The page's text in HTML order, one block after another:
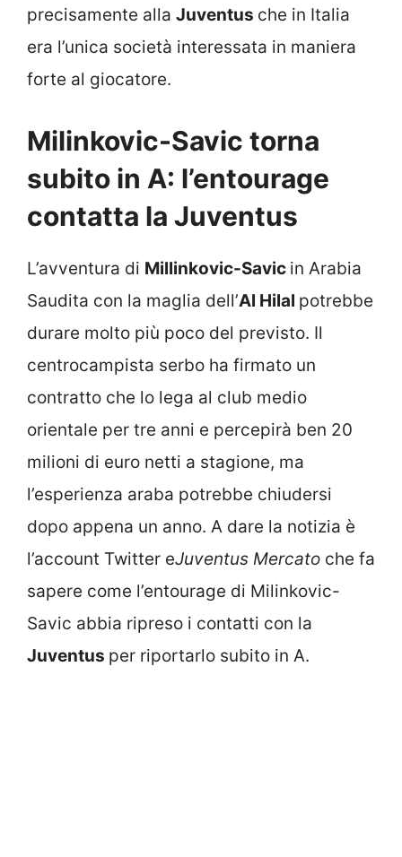
precisamente alla Juventus che in Italia
era l’unica società interessata in maniera
forte al giocatore.
Milinkovic-Savic torna
subito in A: l’entourage
contatta la Juventus
L’avventura di Millinkovic-Savic in Arabia
Saudita con la maglia dell’Al Hilal potrebbe
durare molto più poco del previsto. Il
centrocampista serbo ha firmato un
contratto che lo lega al club medio
orientale per tre anni e percepirà ben 20
milioni di euro netti a stagione, ma
l’esperienza araba potrebbe chiudersi
dopo appena un anno. A dare la notizia è
l’account Twitter eJuventus Mercato che fa
sapere come l’entourage di Milinkovic-
Savic abbia ripreso i contatti con la
Juventus per riportarlo subito in A.